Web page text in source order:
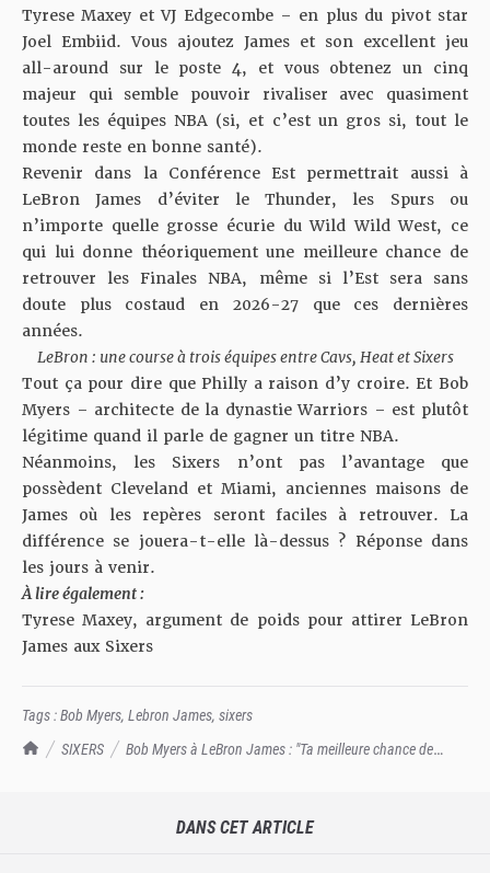
TrashTalk Actu NBA
SIXERS
Bob Myers à LeBron James : "Ta meilleure chance de
Tyrese Maxey et VJ Edgecombe – en plus du pivot star
Joel Embiid. Vous ajoutez James et son excellent jeu
all-around sur le poste 4, et vous obtenez un cinq
majeur qui semble pouvoir rivaliser avec quasiment
toutes les équipes NBA (si, et c’est un gros si, tout le
monde reste en bonne santé).
Revenir dans la Conférence Est permettrait aussi à
LeBron James d’éviter le Thunder, les Spurs ou
n’importe quelle grosse écurie du Wild Wild West, ce
qui lui donne théoriquement une meilleure chance de
retrouver les Finales NBA, même si l’Est sera sans
doute plus costaud en 2026-27 que ces dernières
années.
LeBron : une course à trois équipes entre Cavs, Heat et Sixers
Tout ça pour dire que Philly a raison d’y croire. Et Bob
Myers – architecte de la dynastie Warriors – est plutôt
légitime quand il parle de gagner un titre NBA.
Néanmoins, les Sixers n’ont pas l’avantage que
possèdent Cleveland et Miami, anciennes maisons de
James où les repères seront faciles à retrouver. La
différence se jouera-t-elle là-dessus ? Réponse dans
les jours à venir.
À lire également :
Tyrese Maxey, argument de poids pour attirer LeBron
James aux Sixers
Tags :Bob Myers, Lebron James, sixers
DANS CET ARTICLE